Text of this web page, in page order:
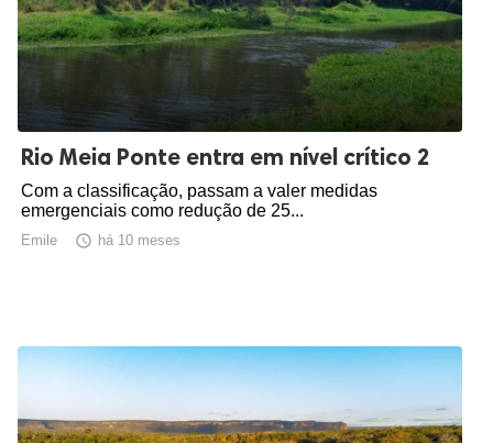
Rio Meia Ponte entra em nível crítico 2
Com a classificação, passam a valer medidas
emergenciais como redução de 25...
Emile  há 10 meses